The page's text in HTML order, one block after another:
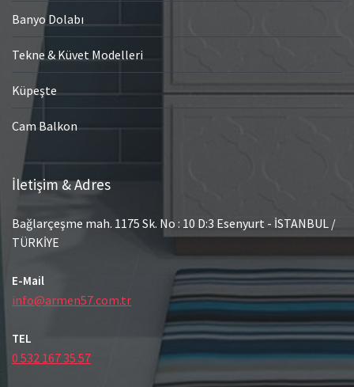
Banyo Dolabı
Tekne & Küvet Modelleri
Küpeşte
Cam Balkon
İletişim & Adres
Bağlarçeşme mah. 1175 Sk. No : 10 D:3 Esenyurt - İSTANBUL /
TÜRKİYE
E-Mail
info@armen57.com.tr
TEL
0 532 167 35 57